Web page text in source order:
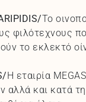
/To
φιλότεχνους
το εκλεκτό
/Η εταιρία
αλλά και κατά